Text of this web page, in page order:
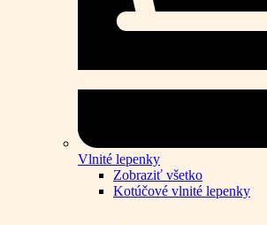
Vlnité lepenky
Zobraziť všetko
Kotúčové vlnité lepenky